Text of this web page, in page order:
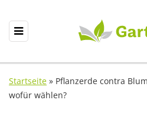
Startseite » Pflanzerde contra
wofür wählen?